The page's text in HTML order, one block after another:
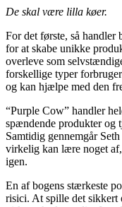
De skal være lilla køer.
For det første, så
for at skabe unikke
overleve som
forskellige typer
og kan hjælpe med den
“Purple Cow” handler
spændende produkter og
Samtidig gennemgår
virkelig kan lære noget
igen.
En af bogens stærkeste
risici. At spille det sikkert